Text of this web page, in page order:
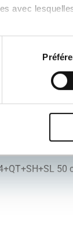
avec
40
45